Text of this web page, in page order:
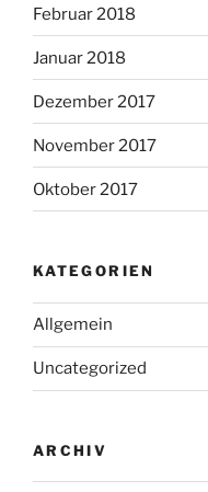
Februar 2018
Januar 2018
Dezember 2017
November 2017
Oktober 2017
KATEGORIEN
Allgemein
Uncategorized
ARCHIV